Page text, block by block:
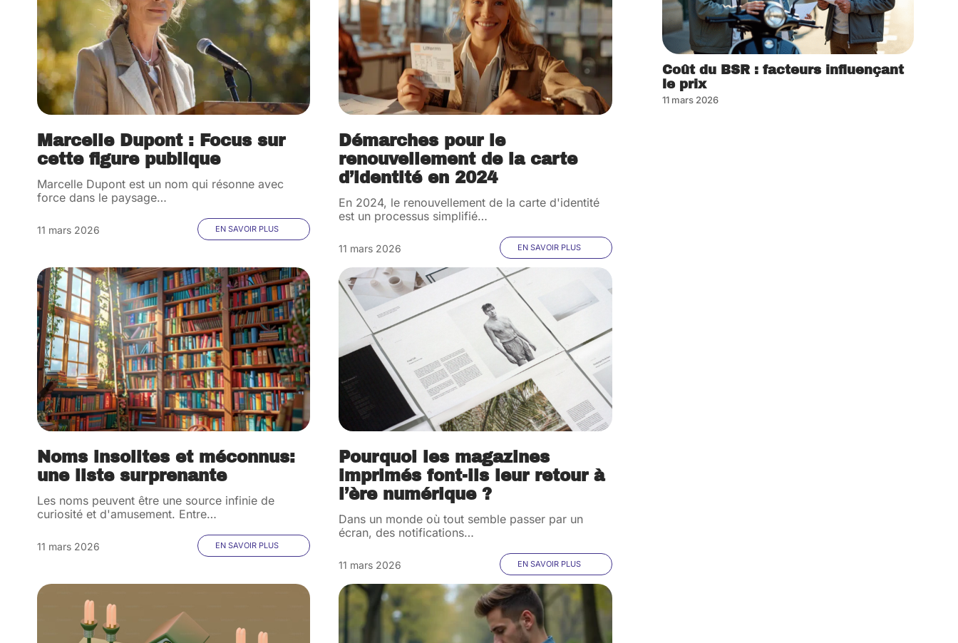
Marcelle Dupont : Focus sur
cette figure publique
Marcelle Dupont est un nom qui résonne avec
force dans le paysage…
11 mars 2026 EN SAVOIR PLUS
Démarches pour le
renouvellement de la carte
d’identité en 2024
En 2024, le renouvellement de la carte d'identité
est un processus simplifié…
11 mars 2026 EN SAVOIR PLUS
Noms insolites et méconnus:
une liste surprenante
Les noms peuvent être une source infinie de
curiosité et d'amusement. Entre…
11 mars 2026 EN SAVOIR PLUS
Pourquoi les magazines
imprimés font-ils leur retour à
l’ère numérique ?
Dans un monde où tout semble passer par un
écran, des notifications…
11 mars 2026 EN SAVOIR PLUS
Coût du BSR : facteurs influençant
le prix
11 mars 2026